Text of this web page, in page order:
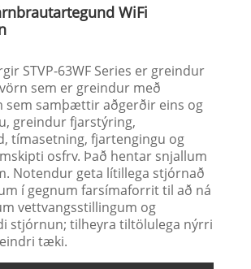
WiFi
STVP-63WF Series er greindur
sem er greindur með
sem samþættir aðgerðir eins og
greindur fjarstýring,
tímasetning, fjartengingu og
osfrv. Það hentar snjallum
Notendur geta lítillega stjórnað
í gegnum farsímaforrit til að ná
vettvangsstillingum og
stjórnun; tilheyra tiltölulega nýrri
tæki.